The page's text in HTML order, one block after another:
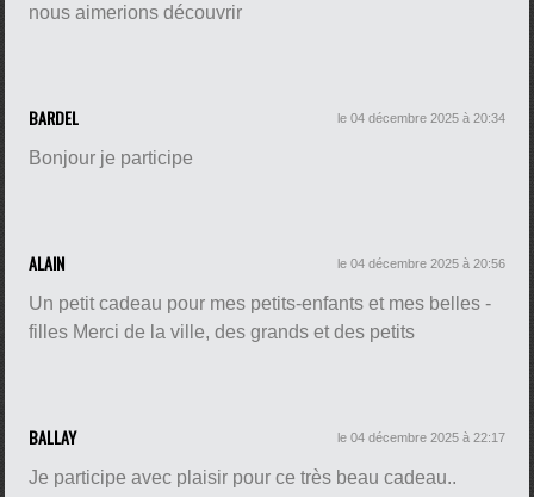
nous aimerions découvrir
BARDEL le 04 décembre 2025 à 20:34
Bonjour je participe
ALAIN le 04 décembre 2025 à 20:56
Un petit cadeau pour mes petits-enfants et mes belles -
filles Merci de la ville, des grands et des petits
BALLAY le 04 décembre 2025 à 22:17
Je participe avec plaisir pour ce très beau cadeau..